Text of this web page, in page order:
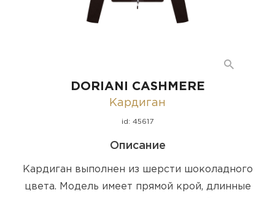
DORIANI CASHMERE
Кардиган
id: 45617
Описание
Кардиган выполнен из шерсти шоколадного
цвета. Модель имеет прямой крой, длинные